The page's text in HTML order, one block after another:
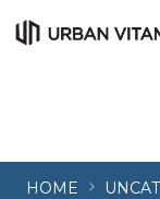
HOME